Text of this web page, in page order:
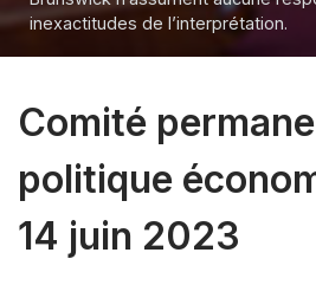
inexactitudes de l’interprétation.
Comité
politique
14 juin 2023